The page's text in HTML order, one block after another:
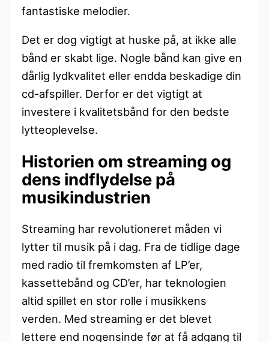
fantastiske melodier.
Det er dog vigtigt at huske på, at ikke alle
bånd er skabt lige. Nogle bånd kan give en
dårlig lydkvalitet eller endda beskadige din
cd-afspiller. Derfor er det vigtigt at
investere i kvalitetsbånd for den bedste
lytteoplevelse.
Historien om streaming og
dens indflydelse på
musikindustrien
Streaming har revolutioneret måden vi
lytter til musik på i dag. Fra de tidlige dage
med radio til fremkomsten af LP’er,
kassettebånd og CD’er, har teknologien
altid spillet en stor rolle i musikkens
verden. Med streaming er det blevet
lettere end nogensinde før at få adgang til